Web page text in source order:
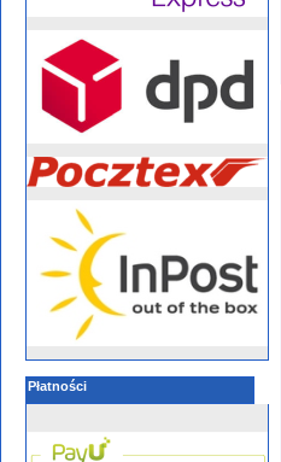
Płatności